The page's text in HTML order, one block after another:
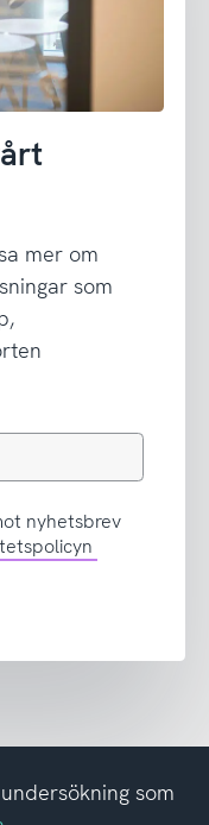
mer om
som
nyhetsbrev
som